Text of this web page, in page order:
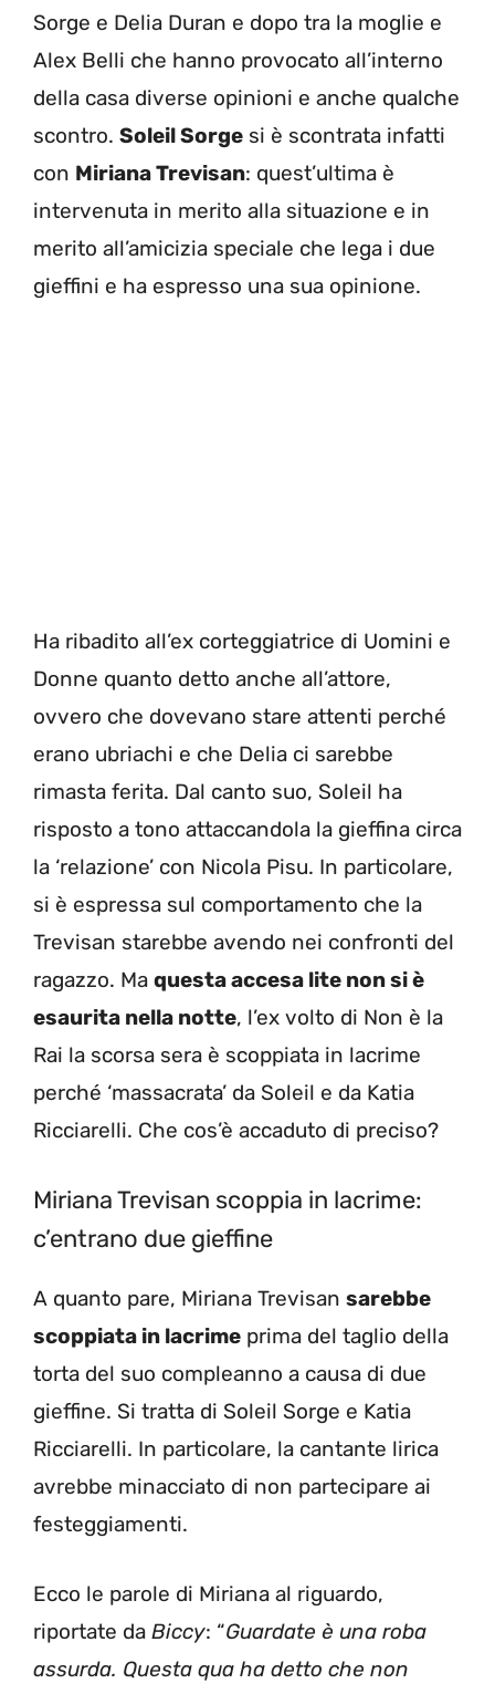
Sorge e Delia Duran e dopo tra la moglie e
Alex Belli che hanno provocato all’interno
della casa diverse opinioni e anche qualche
scontro. Soleil Sorge si è scontrata infatti
con Miriana Trevisan: quest’ultima è
intervenuta in merito alla situazione e in
merito all’amicizia speciale che lega i due
gieffini e ha espresso una sua opinione.
Ha ribadito all’ex corteggiatrice di Uomini e
Donne quanto detto anche all’attore,
ovvero che dovevano stare attenti perché
erano ubriachi e che Delia ci sarebbe
rimasta ferita. Dal canto suo, Soleil ha
risposto a tono attaccandola la gieffina circa
la ‘relazione’ con Nicola Pisu. In particolare,
si è espressa sul comportamento che la
Trevisan starebbe avendo nei confronti del
ragazzo. Ma questa accesa lite non si è
esaurita nella notte, l’ex volto di Non è la
Rai la scorsa sera è scoppiata in lacrime
perché ‘massacrata’ da Soleil e da Katia
Ricciarelli. Che cos’è accaduto di preciso?
Miriana Trevisan scoppia in lacrime:
c’entrano due gieffine
A quanto pare, Miriana Trevisan sarebbe
scoppiata in lacrime prima del taglio della
torta del suo compleanno a causa di due
gieffine. Si tratta di Soleil Sorge e Katia
Ricciarelli. In particolare, la cantante lirica
avrebbe minacciato di non partecipare ai
festeggiamenti.
Ecco le parole di Miriana al riguardo,
riportate da Biccy: “Guardate è una roba
assurda. Questa qua ha detto che non